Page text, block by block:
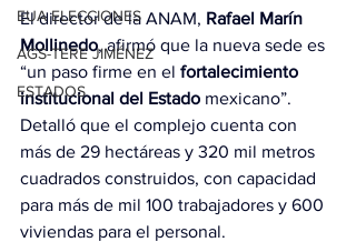
EUA ELECCIONES
AGS-TERE JIMÉNEZ
ESTADOS
El director de la ANAM, Rafael Marín
Mollinedo, afirmó que la nueva sede es
“un paso firme en el fortalecimiento
institucional del Estado mexicano”.
Detalló que el complejo cuenta con
más de 29 hectáreas y 320 mil metros
cuadrados construidos, con capacidad
para más de mil 100 trabajadores y 600
viviendas para el personal.